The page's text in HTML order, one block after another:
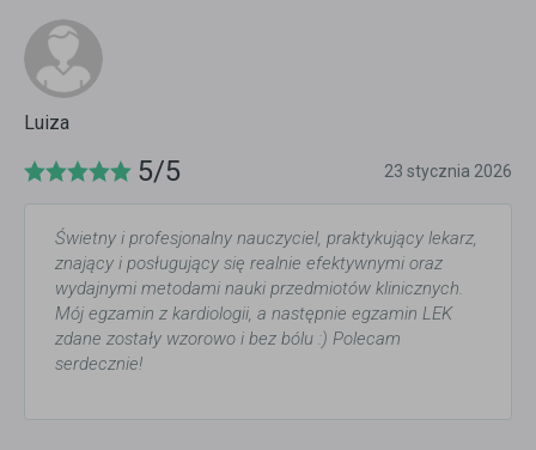
Luiza
5/5 23 stycznia 2026
Świetny i profesjonalny nauczyciel, praktykujący lekarz,
znający i posługujący się realnie efektywnymi oraz
wydajnymi metodami nauki przedmiotów klinicznych.
Mój egzamin z kardiologii, a następnie egzamin LEK
zdane zostały wzorowo i bez bólu :) Polecam
serdecznie!